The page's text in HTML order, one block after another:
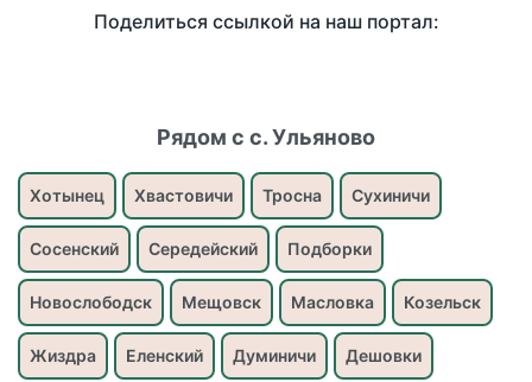
Поделиться ссылкой на наш портал:
Рядом с с. Ульяново
Хотынец Хвастовичи Тросна Сухиничи
Сосенский Середейский Подборки
Новослободск Мещовск Масловка Козельск
Жиздра Еленский Думиничи Дешовки